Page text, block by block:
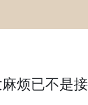
烦已不是